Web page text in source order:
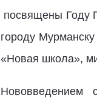
посвящены Году
городу
«Новая школа»,
Нововведением